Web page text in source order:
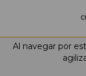
Al navegar por